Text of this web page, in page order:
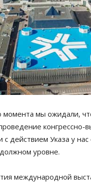
момента мы ожидали,
конгрессно-
действием Указа у
уровне.
международной